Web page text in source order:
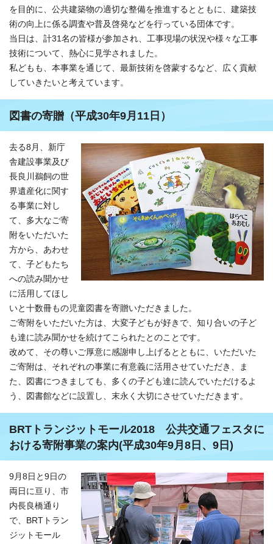
を目的に、公共建築物の適切な整備を推進するとともに、建築技
術の向上に係る調査や普及啓発などを行っている団体です。
当日は、計31名の皆様が参加され、工事現場の状況や様々な工事
技術について、熱心に見学されました。
私どもも、本事業を通じて、最新技術を啓蒙するなど、広く貢献
していきたいと考えています。
図書の寄贈（平成30年9月11日）
去る8月、新庁
舎建設事業及び
長良川鵜飼の世
界遺産化に関す
る事業に対し
て、多大なご寄
附をいただいた
方から、あわせ
て、子どもたち
への読み聞かせ
に活用してほし
いと十数冊もの児童図書を寄贈いただきました。
ご寄附をいただいた方は、大変子どもが好きで、知り合いの子ど
も達に読み聞かせを続けてこられたとのことです。
改めて、その尊いご厚意に感謝申し上げるとともに、いただいた
ご寄附は、それぞれの事業に有意義に活用させていただき、ま
た、図書につきましても、多くの子ども達に読んでいただけるよ
う、図書館などに設置し、末永く大切にさせていただきます。
BRTトランジットモール2018 公共交通フェスタに
おける寄附事業の案内(平成30年9月8日、9日)
9月8日と9日の
両日に亘り、市
内長良橋通り
で、BRTトラン
ジットモール